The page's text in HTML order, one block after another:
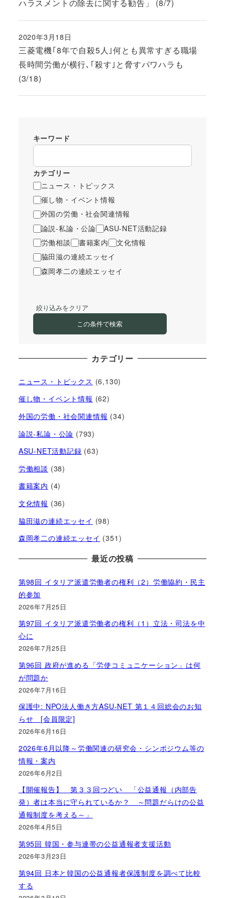
ハラスメントの除去に関する勧告」 (8/7)
三菱電機｢8年で自殺5人｣何とも異常すぎる職場
長時間労働が横行､｢殺す｣と脅すパワハラも
(3/18)
投稿日
2020年3月18日
キーワード
カテゴリー
ニュース・トピックス
催し物・イベント情報
外国の労働・社会関連情報
論説-私論・公論
ASU-NET活動記録
労働相談
書籍案内
文化情報
脇田滋の連続エッセイ
森岡孝二の連続エッセイ
絞り込みをクリア
この条件で検索
カテゴリー
ニュース・トピックス (6,130)
催し物・イベント情報 (62)
外国の労働・社会関連情報 (34)
論説-私論・公論 (793)
ASU-NET活動記録 (63)
労働相談 (38)
書籍案内 (4)
文化情報 (36)
脇田滋の連続エッセイ (98)
森岡孝二の連続エッセイ (351)
最近の投稿
第98回 イタリア派遣労働者の権利（2）労働協約・民主
的参加
2026年7月25日
第97回 イタリア派遣労働者の権利（1）立法・司法を中
心に
2026年7月25日
第96回 政府が進める「労使コミュニケーション」は何
が問題か
2026年7月16日
保護中: NPO法人働き方ASU-NET 第１４回総会のお知
らせ [会員限定]
2026年6月16日
2026年6月以降～労働関連の研究会・シンポジウム等の
情報・案内
2026年6月2日
【開催報告】 第３３回つどい 「公益通報（内部告
発）者は本当に守られているか？ ～問題だらけの公益
通報制度を考える～」
2026年4月5日
第95回 韓国・参与連帯の公益通報者支援活動
2026年3月23日
第94回 日本と韓国の公益通報者保護制度を調べて比較
する